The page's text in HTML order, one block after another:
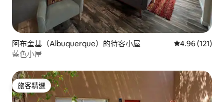
阿布奎基（Albuquerque）的待客小屋 從 121 則評價
4.96 (121)
藍色小屋
旅客精選
旅客精選